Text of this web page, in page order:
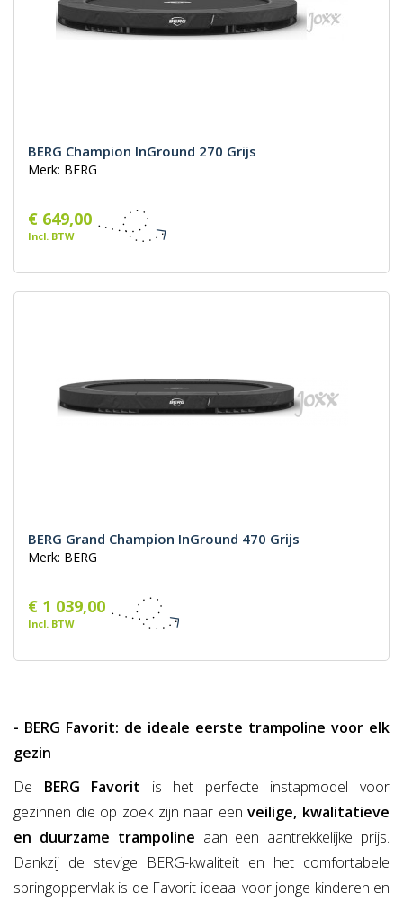
BERG Champion InGround 270 Grijs
Merk: BERG
€ 649,00
Incl. BTW
BERG Grand Champion InGround 470 Grijs
Merk: BERG
€ 1 039,00
Incl. BTW
- BERG Favorit: de ideale eerste trampoline voor elk
gezin
De BERG Favorit is het perfecte instapmodel voor
gezinnen die op zoek zijn naar eenveilige, kwalitatieve
en duurzame trampoline aan een aantrekkelijke prijs.
Dankzij de stevige BERG-kwaliteit en het comfortabele
springoppervlak is de Favorit ideaal voor jonge kinderen en